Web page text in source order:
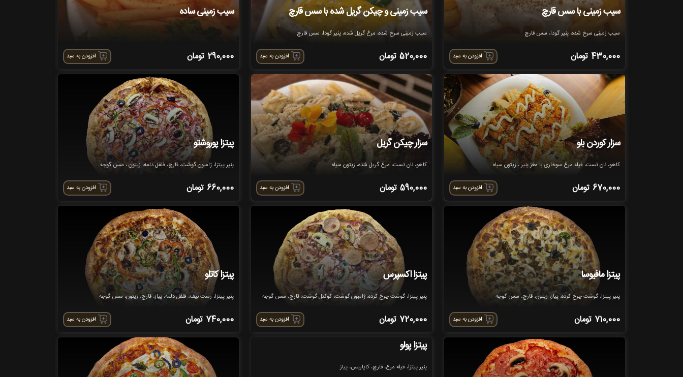
سیب زمینی با سس قارچ
سیب زمینی سرخ شده، پنیر گودا، سس قارچ
430,000 تومان افزودن به سبد
سیب زمینی و چیکن گریل شده با سس قارچ
سیب زمینی سرخ شده، مرغ گریل شده، پنیر گودا، سس قارچ
520,000 تومان افزودن به سبد
سیب زمینی ساده
290,000 تومان افزودن به سبد
سزار کوردن بلو
کاهو، نان تست، فیله مرغ سوخاری با مغز پنیر ، زیتون سیاه
670,000 تومان افزودن به سبد
سزار چیکن گریل
کاهو، نان تست، مرغ گریل شده، زیتون سیاه
590,000 تومان افزودن به سبد
پیتزا پوروشتو
پنیر پیتزا، ژامبون گوشت، قارچ، فلفل دلمه، زیتون ، سس گوجه
660,000 تومان افزودن به سبد
پیتزا مافیوسا
پنیر پیتزا، گوشت چرخ کرده، پیاز، زیتون، قارچ، سس گوجه
710,000 تومان افزودن به سبد
پیتزا اکسپرس
پنیر پیتزا، گوشت چرخ کرده، ژامبون گوشت، کوکتل گوشت، قارچ، سس گوجه
720,000 تومان افزودن به سبد
پیتزا کاتلو
پنیر پیتزا، رست بیف، فلفل دلمه، پیاز، قارچ، زیتون، سس گوجه
740,000 تومان افزودن به سبد
پیتزا پولو
پنیر پیتزا، فیله مرغ، قارچ، کاپاریس، پیاز